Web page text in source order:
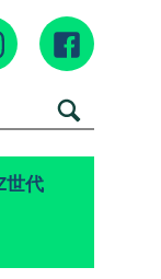
世代